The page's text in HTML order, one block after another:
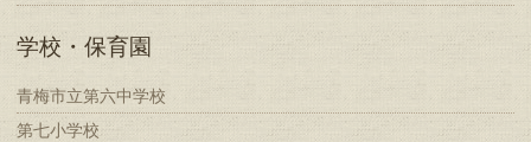
学校・保育園
青梅市立第六中学校
第七小学校